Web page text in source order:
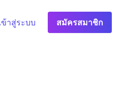
ข้าสู่ระบบ สมัครสมาชิก